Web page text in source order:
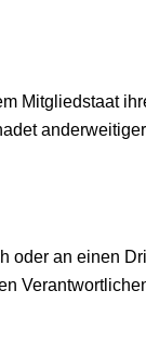
Mitgliedstaat
anderweitiger
oder an einen